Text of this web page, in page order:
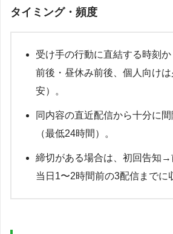
タイミング・頻度
受け手の行動に直結する時刻
前後・昼休み前後、個人向けは
安）。
同内容の直近配信から十分に
（最低24時間）。
締切がある場合は、初回告知
当日1〜2時間前の3配信までに